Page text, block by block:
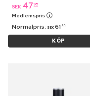
SEK 47 95
Medlemspris
Normalpris: SEK 61 95
KÖP